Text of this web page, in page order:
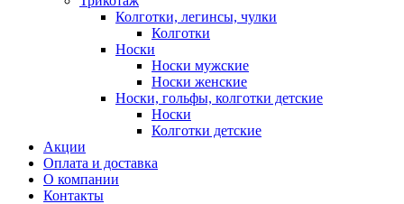
Колготки, легинсы, чулки
Колготки
Носки
Носки мужские
Носки женские
Носки, гольфы, колготки детские
Носки
Колготки детские
Акции
Оплата и доставка
О компании
Контакты